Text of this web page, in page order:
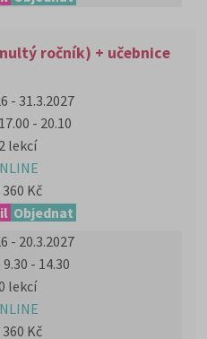
(nultý ročník) + učebnice
- 31.3.2027
- 20.10
lekcí
360 Kč
Objednat
- 20.3.2027
- 14.30
lekcí
360 Kč